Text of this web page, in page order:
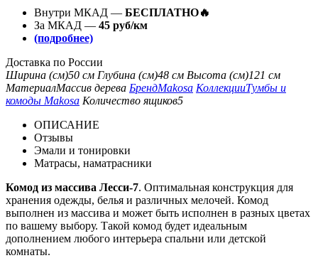
Внутри МКАД — БЕСПЛАТНО🔥
За МКАД — 45 руб/км
(подробнее)
Доставка по России
Ширина (см)50 см Глубина (см)48 см Высота (см)121 см
МатериалМассив дерева БрендMakosa КоллекцииТумбы и
комоды Makosa Количество ящиков5
ОПИСАНИЕ
Отзывы
Эмали и тонировки
Матрасы, наматрасники
Комод из массива Лесси-7. Оптимальная конструкция для
хранения одежды, белья и различных мелочей. Комод
выполнен из массива и может быть исполнен в разных цветах
по вашему выбору. Такой комод будет идеальным
дополнением любого интерьера спальни или детской
комнаты.